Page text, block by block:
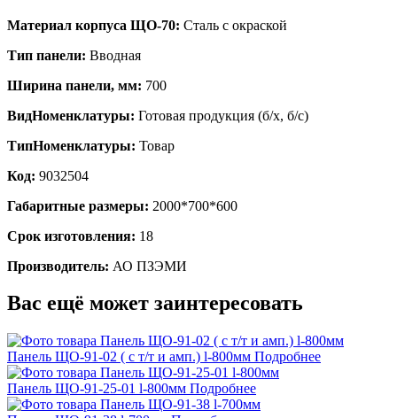
Материал корпуса ЩО-70: Сталь с окраской
Тип панели: Вводная
Ширина панели, мм: 700
ВидНоменклатуры: Готовая продукция (б/х, б/с)
ТипНоменклатуры: Товар
Код: 9032504
Габаритные размеры: 2000*700*600
Срок изготовления: 18
Производитель: АО ПЗЭМИ
Вас ещё может заинтересовать
Панель ЩО-91-02 ( с т/т и амп.) l-800мм Подробнее
Панель ЩО-91-25-01 l-800мм Подробнее